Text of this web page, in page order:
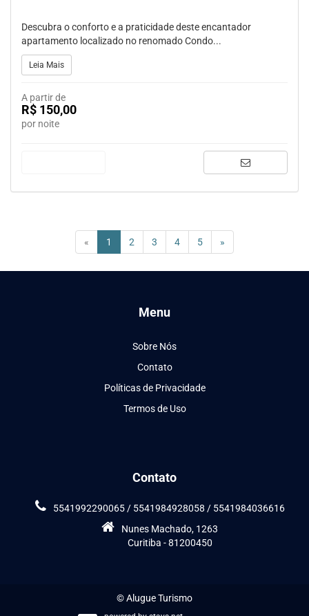
Descubra o conforto e a praticidade deste encantador
apartamento localizado no renomado Condo...
Leia Mais
A partir de
R$ 150,00
por noite
« 1 (current)
2 3 4 5 »
Menu
Sobre Nós
Contato
Políticas de Privacidade
Termos de Uso
Contato
5541992290065 / 5541984928058 / 5541984036616
Nunes Machado, 1263
Curitiba - 81200450
© Alugue Turismo